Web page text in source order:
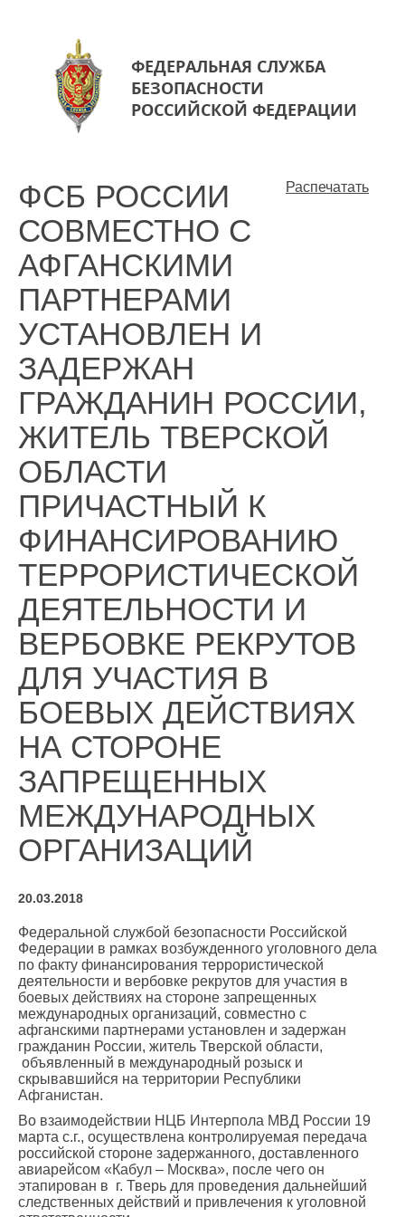
ФЕДЕРАЛЬНАЯ СЛУЖБА
БЕЗОПАСНОСТИ
РОССИЙСКОЙ ФЕДЕРАЦИИ
Распечатать
ФСБ РОССИИ
СОВМЕСТНО С
АФГАНСКИМИ
ПАРТНЕРАМИ
УСТАНОВЛЕН И
ЗАДЕРЖАН
ГРАЖДАНИН РОССИИ,
ЖИТЕЛЬ ТВЕРСКОЙ
ОБЛАСТИ
ПРИЧАСТНЫЙ К
ФИНАНСИРОВАНИЮ
ТЕРРОРИСТИЧЕСКОЙ
ДЕЯТЕЛЬНОСТИ И
ВЕРБОВКЕ РЕКРУТОВ
ДЛЯ УЧАСТИЯ В
БОЕВЫХ ДЕЙСТВИЯХ
НА СТОРОНЕ
ЗАПРЕЩЕННЫХ
МЕЖДУНАРОДНЫХ
ОРГАНИЗАЦИЙ
20.03.2018
Федеральной службой безопасности Российской
Федерации в рамках возбужденного уголовного дела
по факту финансирования террористической
деятельности и вербовке рекрутов для участия в
боевых действиях на стороне запрещенных
международных организаций, совместно с
афганскими партнерами установлен и задержан
гражданин России, житель Тверской области,
объявленный в международный розыск и
скрывавшийся на территории Республики
Афганистан.
Во взаимодействии НЦБ Интерпола МВД России 19
марта с.г., осуществлена контролируемая передача
российской стороне задержанного, доставленного
авиарейсом «Кабул – Москва», после чего он
этапирован в г. Тверь для проведения дальнейший
следственных действий и привлечения к уголовной